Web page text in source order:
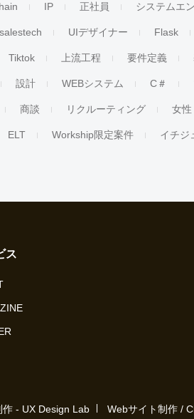
IP 正社員 システムエ
salestech UIデザイナー Flask
Tiktok 上流工程 要件定義
設計 WEBシステム C＃
商談 リクルーティング 女性
ELT Workship限定案件 イチジ
ス
作 - UX Design Lab Webサイト制作 /